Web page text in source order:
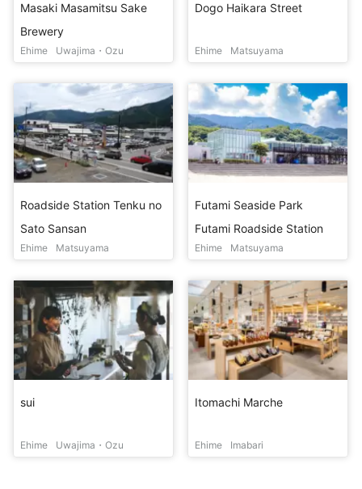
Masaki Masamitsu Sake
Brewery
Ehime Uwajima・Ozu
Dogo Haikara Street
Ehime Matsuyama
Roadside Station Tenku no
Sato Sansan
Ehime Matsuyama
Futami Seaside Park
Futami Roadside Station
Ehime Matsuyama
sui
Ehime Uwajima・Ozu
Itomachi Marche
Ehime Imabari